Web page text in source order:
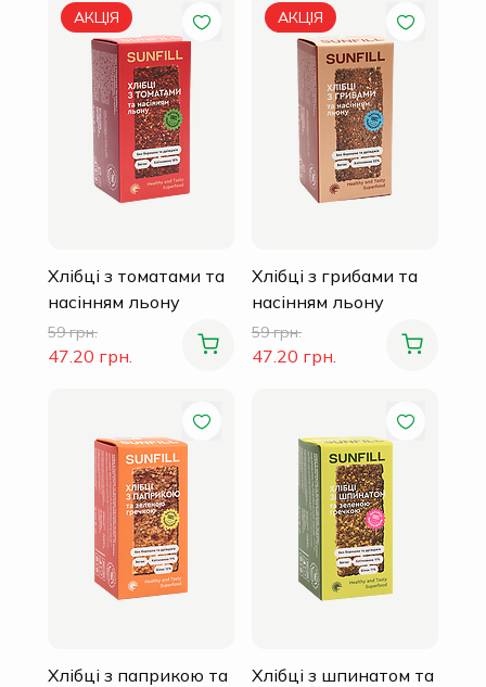
АКЦІЯ
Хлібці з томатами та
насінням льону
59 грн.
47.20 грн.
АКЦІЯ
Хлібці з грибами та
насінням льону
59 грн.
47.20 грн.
Хлібці з паприкою та
Хлібці з шпинатом та